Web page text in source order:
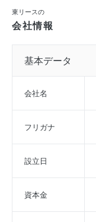
東リースの
会社情報
基本データ
会社名
フリガナ
設立日
資本金